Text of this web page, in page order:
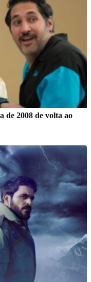
de 2008 de volta ao